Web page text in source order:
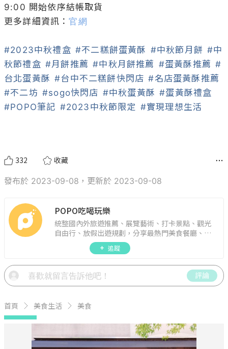
9:00 開始依序結帳取貨
更多詳細資訊：官網
#2023中秋禮盒 #不二糕餅蛋黃酥 #中秋節月餅 #中
秋節禮盒 #月餅推薦 #中秋月餅推薦 #蛋黃酥推薦 #
台北蛋黃酥 #台中不二糕餅快閃店 #名店蛋黃酥推薦
#不二坊 #sogo快閃店 #中秋蛋黃酥 #蛋黃酥禮盒
#POPO筆記 #2023中秋節限定 #實現理想生活
332 收藏
發布於 2023-09-08，更新於 2023-09-08
POPO吃喝玩樂
統整國內外旅遊推薦、展覽藝術、打卡景點、觀光
自由行、放假出遊規劃，分享最熱門美食餐廳、約
會聚餐、人氣甜點、速食手搖飲、3C科技、心理測
驗、星座運勢、生活雜貨、吃喝玩樂實用資訊。
追蹤
評論
首頁 美食生活 美食